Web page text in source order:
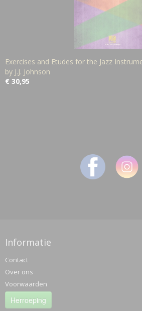
Exercises and Etudes for the Jazz
by J.J. Johnson
€ 30,95
Informatie
Contact
Over ons
Voorwaarden
Herroeping